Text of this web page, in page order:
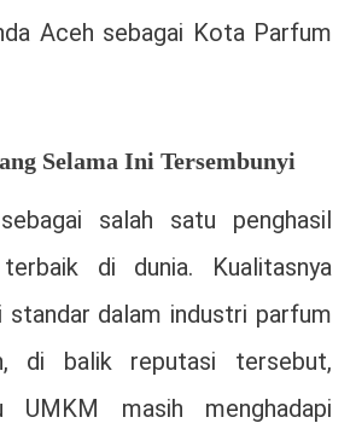
Aceh sebagai Kota Parfum
Selama Ini Tersembunyi
salah satu penghasil
di dunia. Kualitasnya
standar dalam industri parfum
di balik reputasi tersebut,
UMKM masih menghadapi